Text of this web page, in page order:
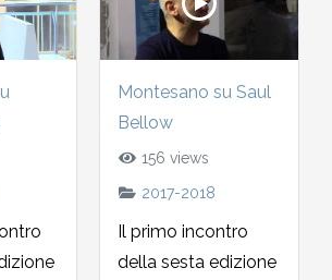
Montesano su Saul
Bellow
156 views
2017-2018
Il primo incontro
della sesta edizione